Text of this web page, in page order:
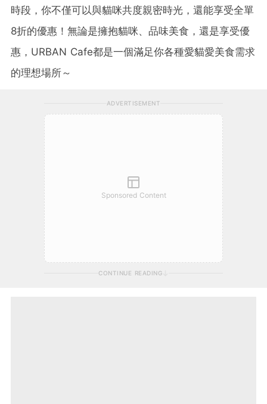
時段，你不僅可以與貓咪共度親密時光，還能享受全單
8折的優惠！無論是擁抱貓咪、品味美食，還是享受優
惠，URBAN Cafe都是一個滿足你各種愛貓愛美食需求
的理想場所～
ADVERTISEMENT
Sponsored Content
CONTINUE READING